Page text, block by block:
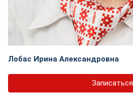
Лобас Ирина Александровна
Записаться